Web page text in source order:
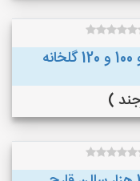
جت فن هواکش هوا کش 140 و 100 و 120 گلخانه